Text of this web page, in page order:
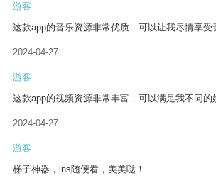
游客
这款app的音乐资源非常优质，可以让我尽情享受
2024-04-27
游客
这款app的视频资源非常丰富，可以满足我不同的
2024-04-27
游客
梯子神器，ins随便看，美美哒！